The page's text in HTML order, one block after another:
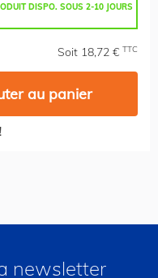
DISPO. SOUS 2-10 JOURS
Soit 18,72 € TTC
au panier
newsletter